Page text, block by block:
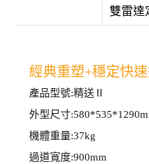
雙雷達
經典重塑+穩定快
產品型號:精送Ⅱ
外型尺寸
機體重量:37kg
過道寬度:900mm